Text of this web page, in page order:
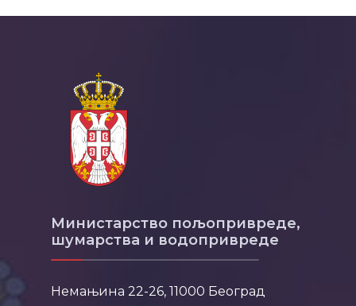
Министарство пољопривреде,
шумарства и водопривреде
Немањина 22-26, 11000 Београд